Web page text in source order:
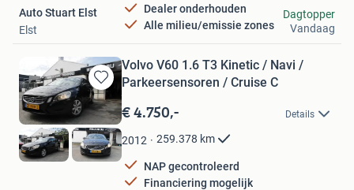
Dealer onderhouden
Alle milieu/emissie zones
Auto Stuart Elst
Elst
Dagtopper
Vandaag
Bewaren
in
Mijn
Favorieten
Volvo V60 1.6 T3 Kinetic / Navi /
Parkeersensoren / Cruise C
€ 4.750,- Details
2012 259.378 km
NAP gecontroleerd
Financiering mogelijk